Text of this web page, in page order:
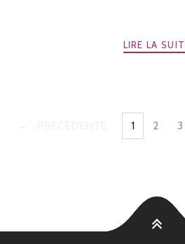
LIRE LA
1 2 3